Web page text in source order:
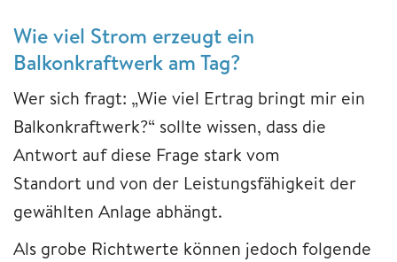
Wie viel Strom erzeugt ein
Balkonkraftwerk am Tag?
Wer sich fragt: „Wie viel Ertrag bringt mir ein
Balkonkraftwerk?“ sollte wissen, dass die
Antwort auf diese Frage stark vom
Standort und von der Leistungsfähigkeit der
gewählten Anlage abhängt.
Als grobe Richtwerte können jedoch folgende